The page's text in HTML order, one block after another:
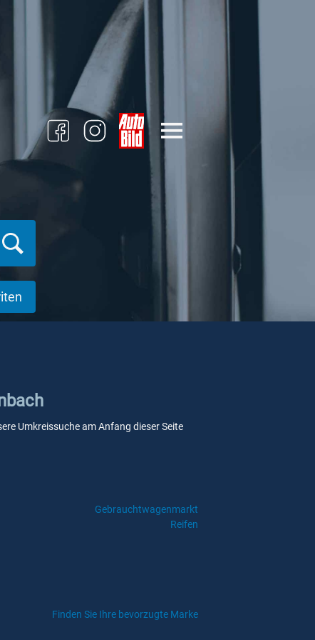
Umkreissuche am Anfang dieser Seite
Gebrauchtwagenmarkt
Reifen
Finden Sie Ihre bevorzugte Marke